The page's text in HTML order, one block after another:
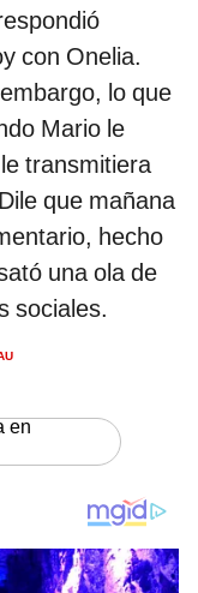
con Onelia.
lo que
Mario le
transmitiera
que mañana
hecho
una ola de
sociales.
en